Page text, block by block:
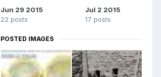
Jun 29 2015
22 posts
Jul 2 2015
17 posts
POSTED IMAGES